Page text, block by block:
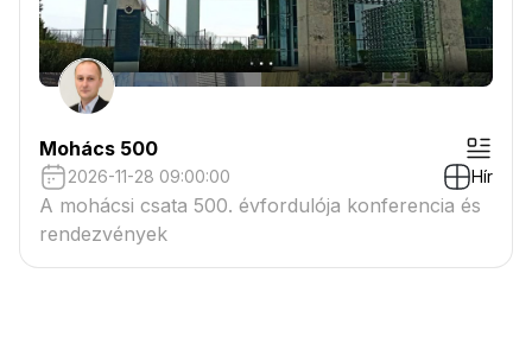
Mohács 500
2026-11-28 09:00:00 Hír
A mohácsi csata 500. évfordulója konferencia és
rendezvények